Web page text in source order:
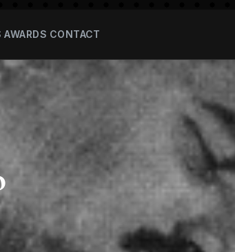
AWARDS CONTACT